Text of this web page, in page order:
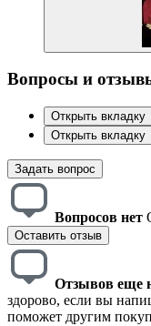
Вопросы и
Открыть вкладку
Открыть вкладку
Задать вопрос
Вопросов нет
Оставить отзыв
Отзывов еще
здорово, если вы
поможет другим